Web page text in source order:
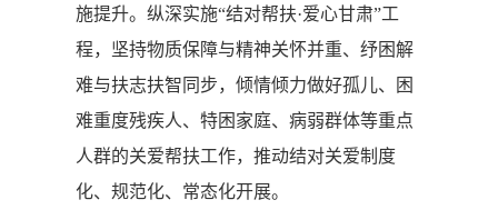
施提升。纵深实施“结对帮扶·爱心甘肃”工
程，坚持物质保障与精神关怀并重、纾困解
难与扶志扶智同步，倾情倾力做好孤儿、困
难重度残疾人、特困家庭、病弱群体等重点
人群的关爱帮扶工作，推动结对关爱制度
化、规范化、常态化开展。